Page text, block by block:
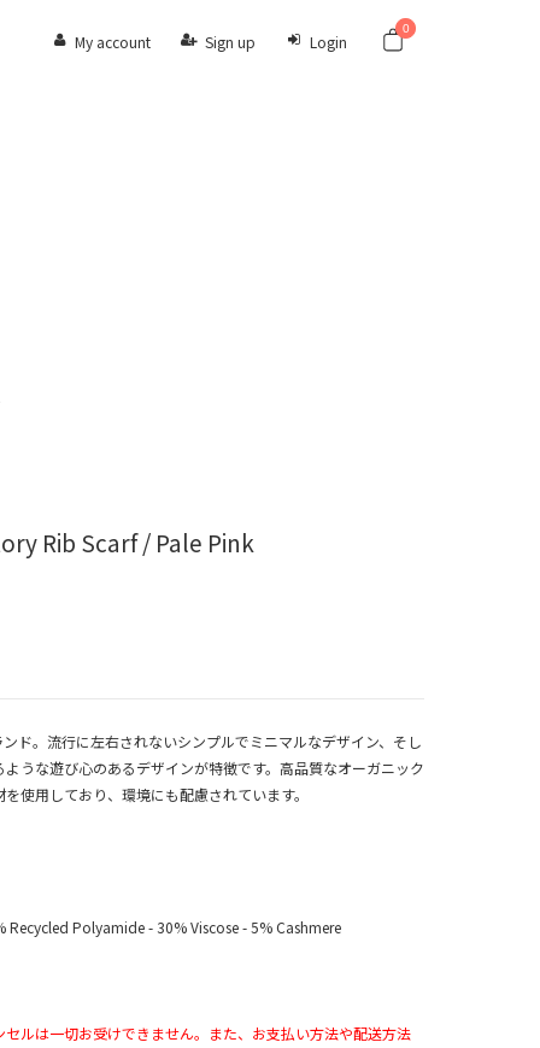
My account Sign up Login
0
Rib Scarf / Pale Pink
ド。流行に左右されないシンプルでミニマルなデザイン、そし
うな遊び心のあるデザインが特徴です。高品質なオーガニック
使用しており、環境にも配慮されています。
Polyamide - 30% Viscose - 5% Cashmere
ルは一切お受けできません。また、お支払い方法や配送方法